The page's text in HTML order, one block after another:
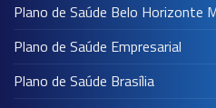
Plano de Saúde Belo Horizonte
Plano de Saúde Empresarial
Plano de Saúde Brasília